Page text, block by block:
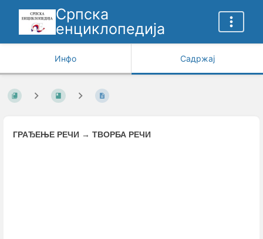
Српска
енциклопедија
Инфо Садржај
ГРАЂЕЊЕ РЕЧИ → ТВОРБА РЕЧИ